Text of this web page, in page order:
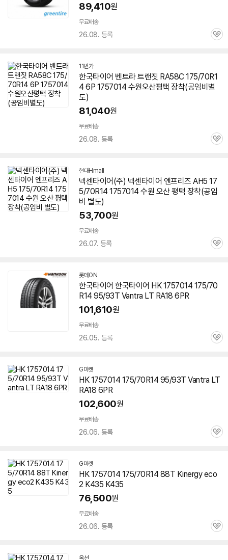
89,410원
무료배송
26.08. 등록
관
11번가
한국타이어 벤트라 트랜짓 RA58C 175/70R1
4 6P 1757014 수원오산평택 장착(공임비별
도)
81,040원
무료배송
26.08. 등록
관
현대Hmall
넥센타이어 (주) 넥센타이어 엔프리즈 AH5 17
5/70R14 1757014 수원 오산 평택 장착(공임
비 별도)
53,700원
무료배송
26.07. 등록
관
롯데ON
한국타이어 한국타이어 HK1757014 175/70
R14 95/93T Vantra LT RA18 6PR
101,610원
무료배송
26.05. 등록
관
G마켓
HK1757014 175/70R14 95/93T Vantra LT
RA18 6PR
102,600원
무료배송
26.06. 등록
관
G마켓
HK1757014 175/70R14 88T Kinergy eco
2 K435 K435
76,500원
무료배송
26.06. 등록
관
옥션